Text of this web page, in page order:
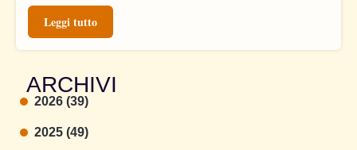
Leggi tutto
ARCHIVI
2026 (39)
2025 (49)